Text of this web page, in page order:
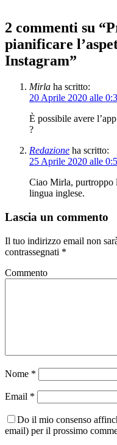
2 commenti su “
pianificare
Instagram”
Mirla ha scritto:
20 Aprile 2020 alle
È possibile avere
?
Redazione ha scritto:
25 Aprile 2020 alle
Ciao Mirla, purtroppo
lingua inglese.
Lascia un commento
Il tuo indirizzo email non
contrassegnati *
Commento
Nome *
Email *
Do il mio consenso
email) per il prossimo